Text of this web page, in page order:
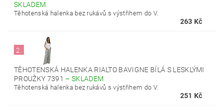
SKLADEM
Těhotenská halenka bez rukávů s výstřihem do V.
263 Kč
2.
TĚHOTENSKÁ HALENKA RIALTO BAVIGNE BÍLÁ S LESKLÝMI
PROUŽKY 7391 – SKLADEM
Těhotenská halenka bez rukávů s výstřihem do V.
251 Kč